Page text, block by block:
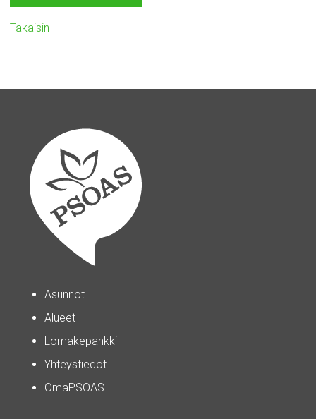
Takaisin
Asunnot
Alueet
Lomakepankki
Yhteystiedot
OmaPSOAS